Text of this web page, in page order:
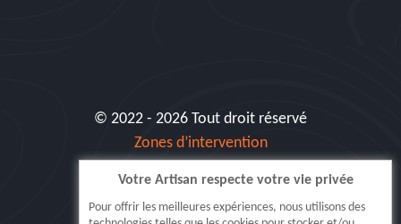
© 2022 - 2026 Tout droit réservé
Zones d’intervention
Siret: 515 062 404 000 30
Votre Artisan respecte votre vie privée
Pour offrir les meilleures expériences, nous utilisons des